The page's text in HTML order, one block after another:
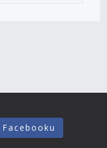
Facebooku